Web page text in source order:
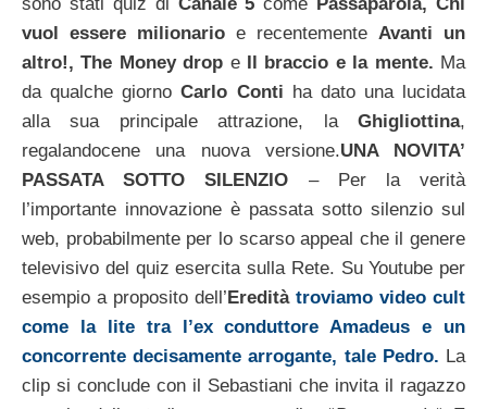
vuol essere milionario e recentemente Avanti un
altro!, The Money drop eIl braccio e la mente. Ma
da qualche giorno Carlo Conti ha dato una lucidata
alla sua principale attrazione, laGhigliottina,
regalandocene una nuova versione.UNA NOVITA’
PASSATA SOTTO SILENZIO – Per la verità
l’importante innovazione è passata sotto silenzio sul
web, probabilmente per lo scarso appeal che il genere
televisivo del quiz esercita sulla Rete. Su Youtube per
esempio a proposito dell’Eredità troviamo video cult
come la lite tra l’ex conduttore Amadeus e un
concorrente decisamente arrogante, tale Pedro. La
clip si conclude con il Sebastiani che invita il ragazzo